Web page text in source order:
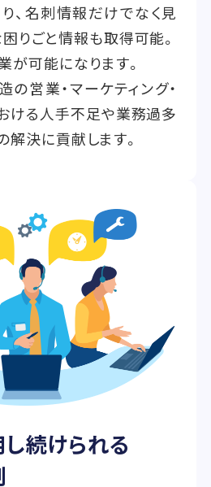
、名刺情報だけでなく見
りごと情報も取得可能。
が可能になります。
の営業・マーケティング・
ける人手不足や業務過多
解決に貢献します。
続けられる